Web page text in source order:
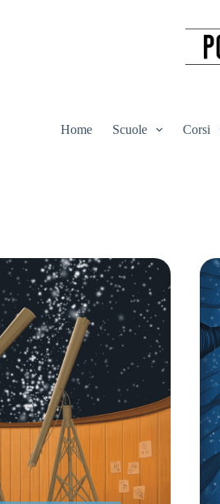
Home Scuole Corsi